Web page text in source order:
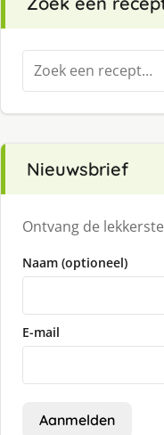
Zoeken
naar:
Nieuwsbrief
Ontvang de
Naam (optioneel)
E-mail
Aanmelden